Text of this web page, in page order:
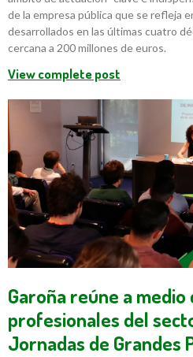
de la empresa pública que se refleja
desarrollados en las últimas cuatro
cercana a 200 millones de euros.
View complete post
Garoña reúne a
profesionales del
Jornadas de Grandes